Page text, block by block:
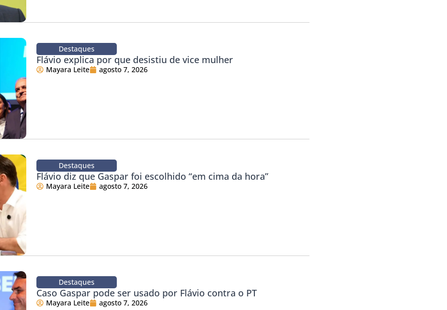
Destaques
Flávio explica por que desistiu de vice mulher
Mayara Leite agosto 7, 2026
Destaques
Flávio diz que Gaspar foi escolhido “em cima da hora”
Mayara Leite agosto 7, 2026
Destaques
Caso Gaspar pode ser usado por Flávio contra o PT
Mayara Leite agosto 7, 2026